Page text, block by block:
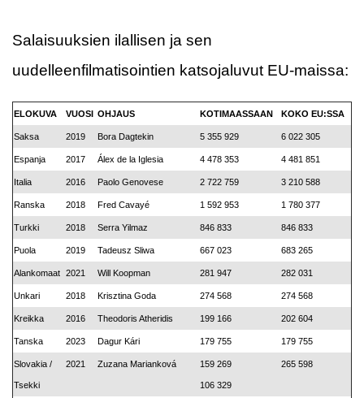
Salaisuuksien ilallisen ja sen
uudelleenfilmatisointien katsojaluvut EU-maissa:
ELOKUVA VUOSI OHJAUS KOTIMAASSAAN KOKO EU:SSA
Saksa 2019 Bora Dagtekin 5 355 929 6 022 305
Espanja 2017 Álex de la Iglesia 4 478 353 4 481 851
Italia 2016 Paolo Genovese 2 722 759 3 210 588
Ranska 2018 Fred Cavayé 1 592 953 1 780 377
Turkki 2018 Serra Yilmaz 846 833 846 833
Puola 2019 Tadeusz Sliwa 667 023 683 265
Alankomaat 2021 Will Koopman 281 947 282 031
Unkari 2018 Krisztina Goda 274 568 274 568
Kreikka 2016 Theodoris Atheridis 199 166 202 604
Tanska 2023 Dagur Kári 179 755 179 755
Slovakia /
Tsekki
2021 Zuzana Marianková 159 269
106 329
265 598